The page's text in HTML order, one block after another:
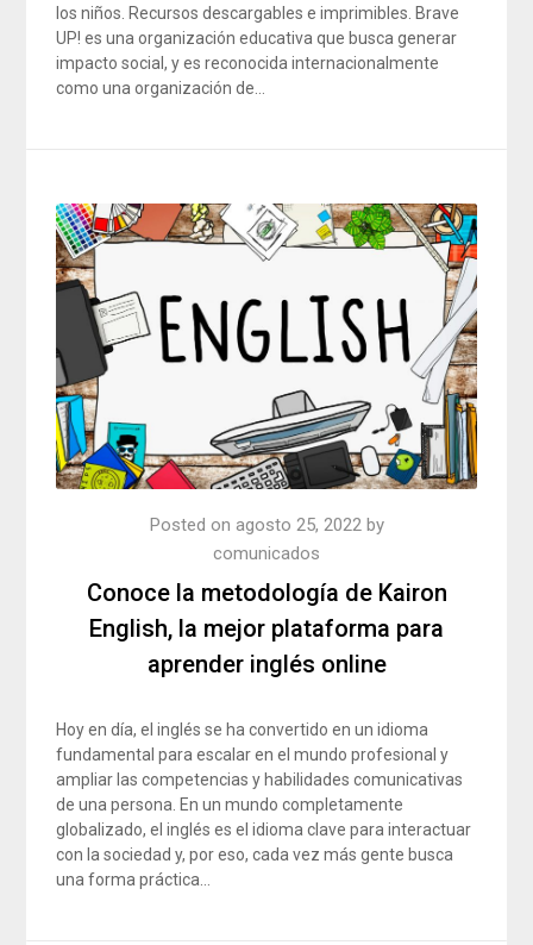
los niños. Recursos descargables e imprimibles. Brave
UP! es una organización educativa que busca generar
impacto social, y es reconocida internacionalmente
como una organización de…
Conoce la metodología de Kairon
English, la mejor plataforma para
aprender inglés online
Posted on agosto 25, 2022by
comunicados
Hoy en día, el inglés se ha convertido en un idioma
fundamental para escalar en el mundo profesional y
ampliar las competencias y habilidades comunicativas
de una persona. En un mundo completamente
globalizado, el inglés es el idioma clave para interactuar
con la sociedad y, por eso, cada vez más gente busca
una forma práctica…